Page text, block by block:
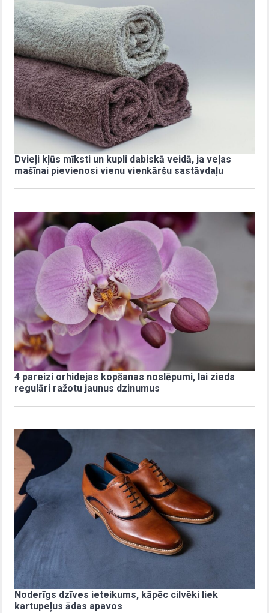
Dvieļi kļūs mīksti un kupli dabiskā veidā, ja veļas
mašīnai pievienosi vienu vienkāršu sastāvdaļu
4 pareizi orhidejas kopšanas noslēpumi, lai zieds
regulāri ražotu jaunus dzinumus
Noderīgs dzīves ieteikums, kāpēc cilvēki liek
kartupeļus ādas apavos